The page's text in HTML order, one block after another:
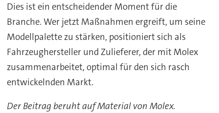
Dies ist ein entscheidender Moment für die
Branche. Wer jetzt Maßnahmen ergreift, um seine
Modellpalette zu stärken, positioniert sich als
Fahrzeughersteller und Zulieferer, der mit Molex
zusammenarbeitet, optimal für den sich rasch
entwickelnden Markt.
Der Beitrag beruht auf Material von Molex.